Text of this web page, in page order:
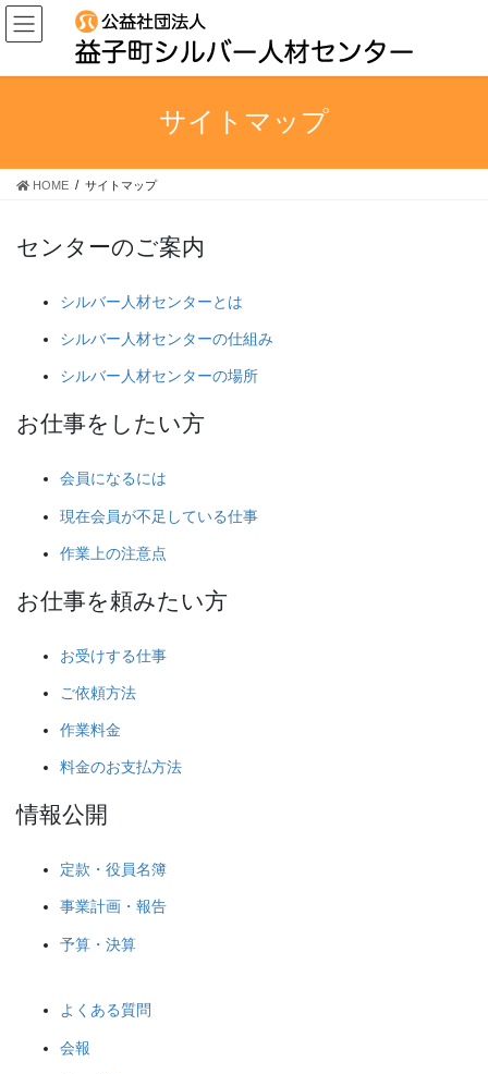
コ
ン
ン
動
ナ
ビ
ー
に
サイトマップ
HOME サイトマップ
センターのご案内
シルバー人材センターとは
シルバー人材センターの仕組み
シルバー人材センターの場所
お仕事をしたい方
会員になるには
現在会員が不足している仕事
作業上の注意点
お仕事を頼みたい方
お受けする仕事
ご依頼方法
作業料金
料金のお支払方法
情報公開
定款・役員名簿
事業計画・報告
予算・決算
よくある質問
会報